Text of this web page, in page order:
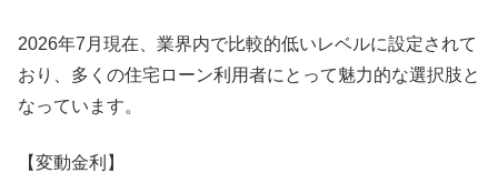
2026年7月現在、業界内で比較的低いレベルに設定されて
おり、多くの住宅ローン利用者にとって魅力的な選択肢と
なっています。
【変動金利】